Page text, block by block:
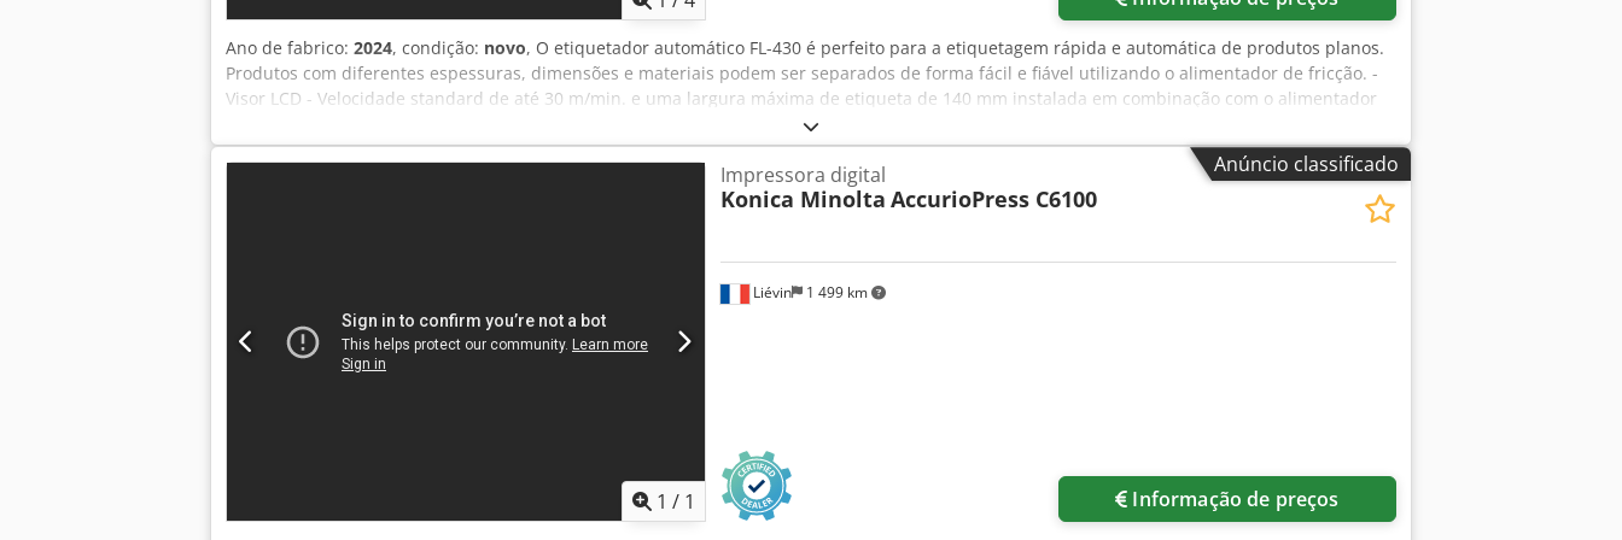
Ano de fabrico: 2024, condição: novo, O etiquetador automático FL-430 é perfeito para a etiquetagem rápida e automática de produtos planos.
Produtos com diferentes espessuras, dimensões e materiais podem ser separados de forma fácil e fiável utilizando o alimentador de fricção. -
Visor LCD - Velocidade standard de até 30 m/min. e uma largura máxima de etiqueta de 140 mm instalada em combinação com o alimentador
de fricção 400. Crsdpeickh Refx Aizof - Versão estendida Etiquetas de distribuição com uma velocidade máxima de até 50 m/min. e uma largura
máxima de até 260 mm - Rotulagem transparente possível
Anúncio classificado
1 / 1
Liévin 1 499 km
Impressora digital
Konica Minolta AccurioPress C6100
Informação de preços